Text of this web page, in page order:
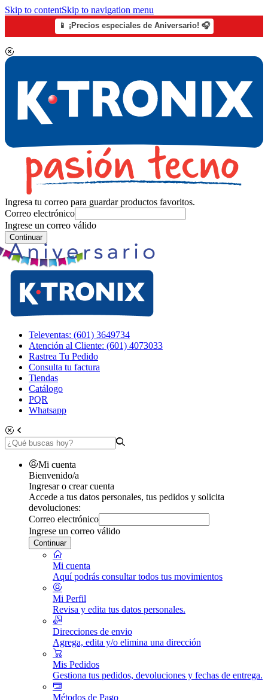
Skip to contentSkip to navigation menu
📱 ¡Precios especiales de Aniversario! 🎧
Ingresa tu correo para guardar productos favoritos.
Correo electrónico
Ingrese un correo válido
Continuar
Televentas: (601) 3649734
Atención al Cliente: (601) 4073033
Rastrea Tu Pedido
Consulta tu factura
Tiendas
Catálogo
PQR
Whatsapp
Mi cuenta
Bienvenido/a
Ingresar o crear cuenta
Accede a tus datos personales, tus pedidos y solicita
devoluciones:
Correo electrónico
Ingrese un correo válido
Continuar
Mi cuenta
Aquí podrás consultar todos tus movimientos
Mi Perfil
Revisa y edita tus datos personales.
Direcciones de envio
Agrega, edita y/o elimina una dirección
Mis Pedidos
Gestiona tus pedidos, devoluciones y fechas de entrega.
Métodos de Pago